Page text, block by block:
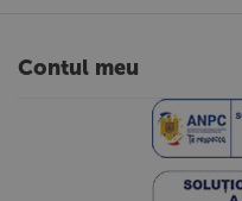
Contul meu